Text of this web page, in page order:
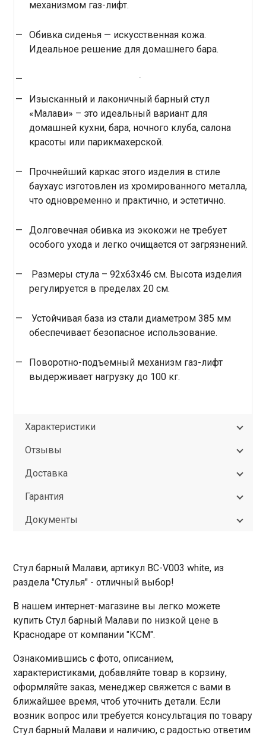
механизмом газ-лифт.
Обивка сиденья — искусственная кожа.
Идеальное решение для домашнего бара.
Изысканный и лаконичный барный стул
«Малави» – это идеальный вариант для
домашней кухни, бара, ночного клуба, салона
красоты или парикмахерской.
Прочнейший каркас этого изделия в стиле
баухаус изготовлен из хромированного металла,
что одновременно и практично, и эстетично.
Долговечная обивка из экокожи не требует
особого ухода и легко очищается от загрязнений.
Размеры стула – 92x63x46 см. Высота изделия
регулируется в пределах 20 см.
Устойчивая база из стали диаметром 385 мм
обеспечивает безопасное использование.
Поворотно-подъемный механизм газ-лифт
выдерживает нагрузку до 100 кг.
Характеристики
Отзывы
Доставка
Гарантия
Документы
Стул барный Малави, артикул BC-V003 white, из
раздела "Стулья" - отличный выбор!
В нашем интернет-магазине вы легко можете
купить Стул барный Малави по низкой цене в
Краснодаре от компании "КСМ".
Ознакомившись с фото, описанием,
характеристиками, добавляйте товар в корзину,
оформляйте заказ, менеджер свяжется с вами в
ближайшее время, чтоб уточнить детали. Если
возник вопрос или требуется консультация по товару
Стул барный Малави и наличию, с радостью ответим